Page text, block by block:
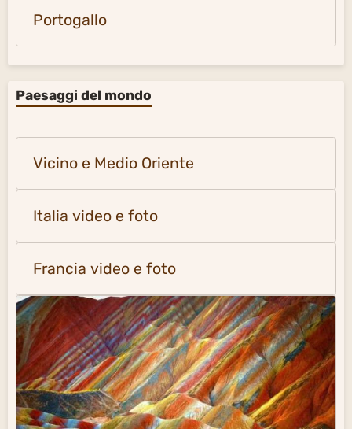
Portogallo
Paesaggi del mondo
Vicino e Medio Oriente
Italia video e foto
Francia video e foto